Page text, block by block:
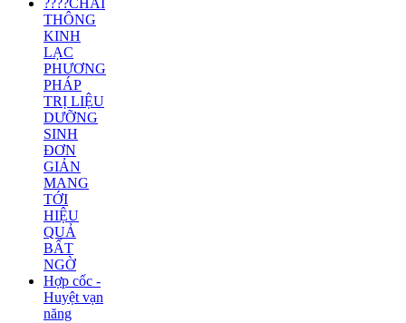
????CHẢI
THÔNG
KINH
LẠC
PHƯƠNG
PHÁP
TRỊ LIỆU
DƯỠNG
SINH
ĐƠN
GIẢN
MANG
TỚI
HIỆU
QUẢ
BẤT
NGỜ
Hợp cốc -
Huyệt vạn
năng